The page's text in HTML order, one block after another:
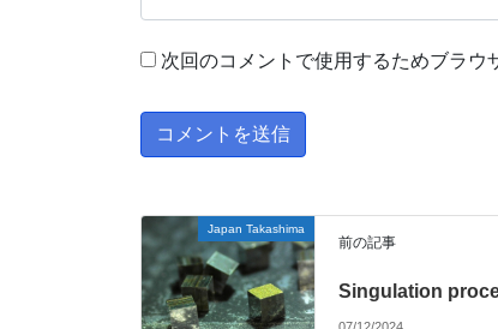
次回のコメントで使用するためブラウ
Japan Takashima
前の記事
Singulation